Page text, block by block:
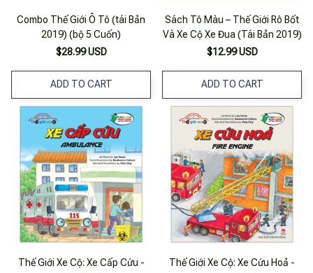
Combo Thế Giới Ô Tô (tái Bản
2019) (bộ 5 Cuốn)
$28.99 USD
ADD TO CART
Sách Tô Màu – Thế Giới Rô Bốt
Và Xe Cộ Xe Đua (Tái Bản 2019)
$12.99 USD
ADD TO CART
Thế Giới Xe Cộ: Xe Cấp Cứu -
Thế Giới Xe Cộ: Xe Cứu Hoả -